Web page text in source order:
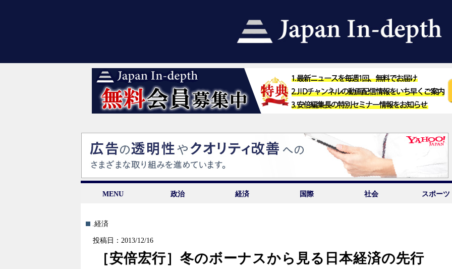
MENU 政治 経済 国際 社会 スポーツ
.経済
投稿日：2013/12/16
［安倍宏行］冬のボーナスから見る日本経済の先行